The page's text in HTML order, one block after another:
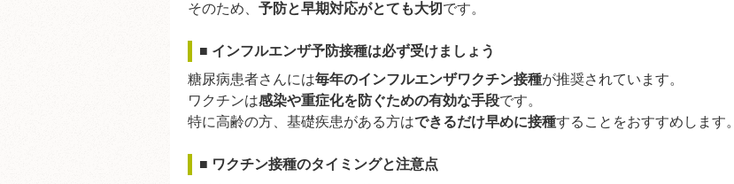
そのため、 予防と早期対応がとても大切 です。
■ インフルエンザ予防接種は必ず受けましょう
糖尿病患者さんには毎年のインフルエンザワクチン接種が推奨されています。
ワクチンは感染や重症化を防ぐための有効な手段です。
特に高齢の方、基礎疾患がある方はできるだけ早めに接種することをおすすめします。
■ ワクチン接種のタイミングと注意点